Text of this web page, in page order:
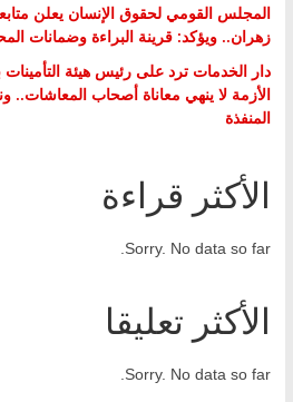
المجلس القومي لحقوق الإنسان يعلن
زهران.. ويؤكد: قرينة البراءة وضمانات
دار الخدمات ترد على رئيس هيئة
الأزمة لا ينهي معاناة أصحاب
المنفذة
الأكثر قراءة
Sorry. No data so far.
الأكثر تعليقا
Sorry. No data so far.